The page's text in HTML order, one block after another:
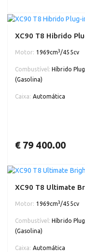
XC90 T8 Hibrido
Motor: 1969cm3/455cv
Combustível: Híbrido
(Gasolina)
Caixa: Automática
€ 79 400.00
XC90 T8 Ultimate
Motor: 1969cm3/455cv
Combustível: Híbrido
(Gasolina)
Caixa: Automática